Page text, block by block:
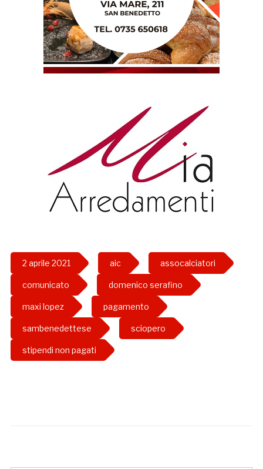
2 aprile 2021 aic assocalciatori
comunicato domenico serafino
maxi lopez pagamento
sambenedettese sciopero
stipendi non pagati